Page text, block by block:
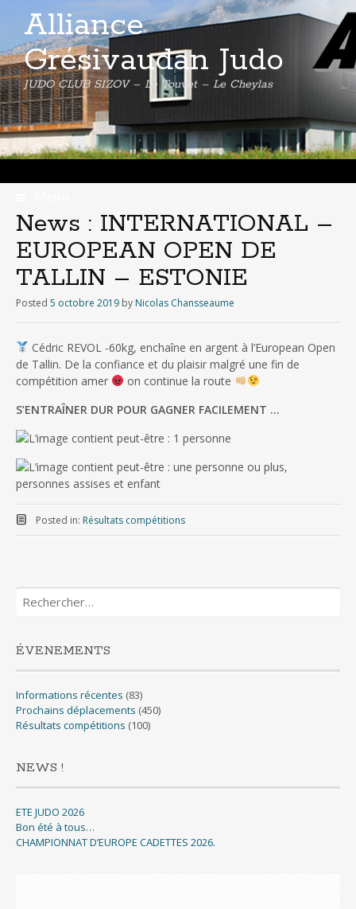
Alliance
Grésivaudan Judo
JUDO CLUB SIZOV – Le Touvet – Le Cheylas
Skip
to
content
News : INTERNATIONAL –
EUROPEAN OPEN DE
TALLIN – ESTONIE
Posted 5 octobre 2019 by Nicolas Chansseaume
Cédric REVOL -60kg, enchaîne en argent à l’European Open
de Tallin. De la confiance et du plaisir malgré une fin de
compétition amer
on continue la route
S’ENTRAÎNER DUR POUR GAGNER FACILEMENT …
Posted in: Résultats compétitions
Rechercher :
ÉVENEMENTS
Informations récentes (83)
Prochains déplacements (450)
Résultats compétitions (100)
NEWS !
ETE JUDO 2026
Bon été à tous…
CHAMPIONNAT D’EUROPE CADETTES 2026.